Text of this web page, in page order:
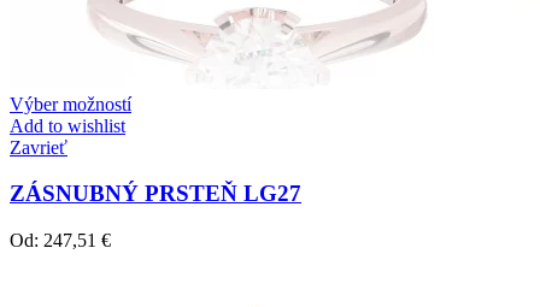
Výber možností
Add to wishlist
Zavrieť
ZÁSNUBNÝ PRSTEŇ LG27
Od: 247,51 €